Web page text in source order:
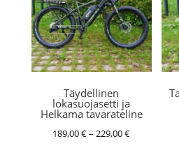
Täydellinen
lokasuojasetti ja
Helkama tavarateline
189,00€– 229,00€Hintaluokka: